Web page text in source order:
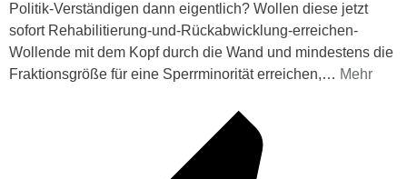
Politik-Verständigen dann eigentlich? Wollen diese jetzt
sofort Rehabilitierung-und-Rückabwicklung-erreichen-
Wollende mit dem Kopf durch die Wand und mindestens die
Fraktionsgröße für eine Sperrminorität erreichen,… Mehr